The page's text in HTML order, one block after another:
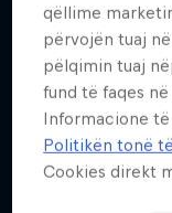
qëllime
përvojën tuaj
pëlqimin tuaj
fund të faqes
Informacione
Politikën tonë
Cookies direkt